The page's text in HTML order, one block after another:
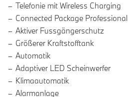
Telefonie mit Wireless Charging
Connected Package Professional
Aktiver Fussgängerschutz
Größerer Kraftstofftank
Automatik
Adaptiver LED Scheinwerfer
Klimaautomatik
Alarmanlage